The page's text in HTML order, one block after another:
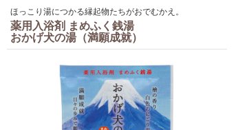
ほっこり湯につかる縁起物たちがおでむかえ。
薬用入浴剤 まめふく銭湯
おかげ犬の湯（満願成就）